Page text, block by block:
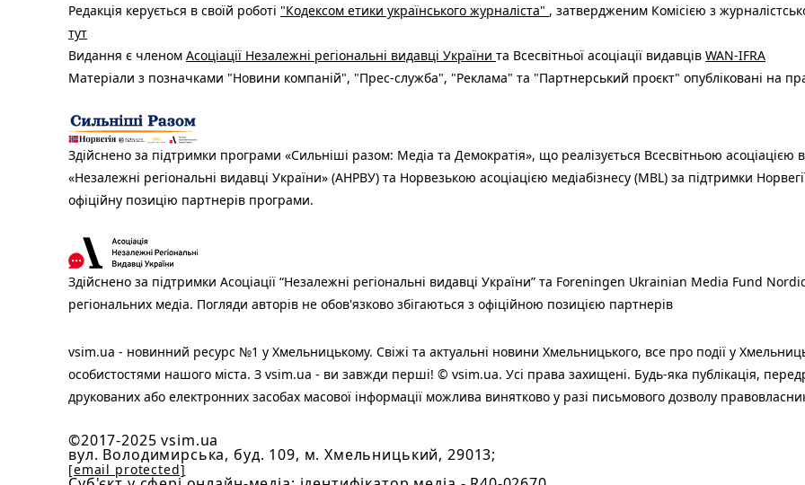
Редакція керується в своїй роботі "Кодексом етики українського журналіста" , затвердженим Комісією з
тут
Видання є членом Асоціації Незалежні регіональні видавці України та Всесвітньої асоціації видавців WAN-IFRA
Матеріали з позначками "Новини компаній", "Прес-служба", "Реклама" та "Партнерський проєкт" опубліковані на
Здійснено за підтримки програми «Сильніші разом: Медіа та Демократія», що реалізується Всесвітньою асоціацією
«Незалежні регіональні видавці України» (АНРВУ) та Норвезькою асоціацією медіабізнесу (MBL) за підтримки
офіційну позицію партнерів програми.
Здійснено за підтримки Асоціації “Незалежні регіональні видавці України” та Foreningen Ukrainian Media Fund
регіональних медіа. Погляди авторів не обов'язково збігаються з офіційною позицією партнерів
vsim.ua - новинний ресурс №1 у Хмельницькому. Свіжі та актуальні новини Хмельницького, все про події у
особистостями нашого міста. З vsim.ua - ви завжди перші! © vsim.ua. Усі права захищені. Будь-яка публiкацiя,
друкованих або електронних засобах масової інформації можлива винятково у разі письмового дозволу
©2017-2025 vsim.ua
вул. Володимирська, буд. 109, м. Хмельницький, 29013;
[email protected]